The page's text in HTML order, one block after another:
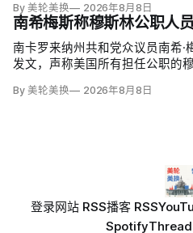
念。英国自由民主党议员丽莎·斯
普政府用「MAGA资金」干预英
By 美轮美换 2026年8月8日
南希梅斯称穆斯林公职人
南卡罗来纳州共和党众议员南希·
发文，声称美国所有担任公职的
默」。截至浏览器核验时，这条
By 美轮美换 2026年8月8日
登录网站 RSS播客 RSS
Spotify